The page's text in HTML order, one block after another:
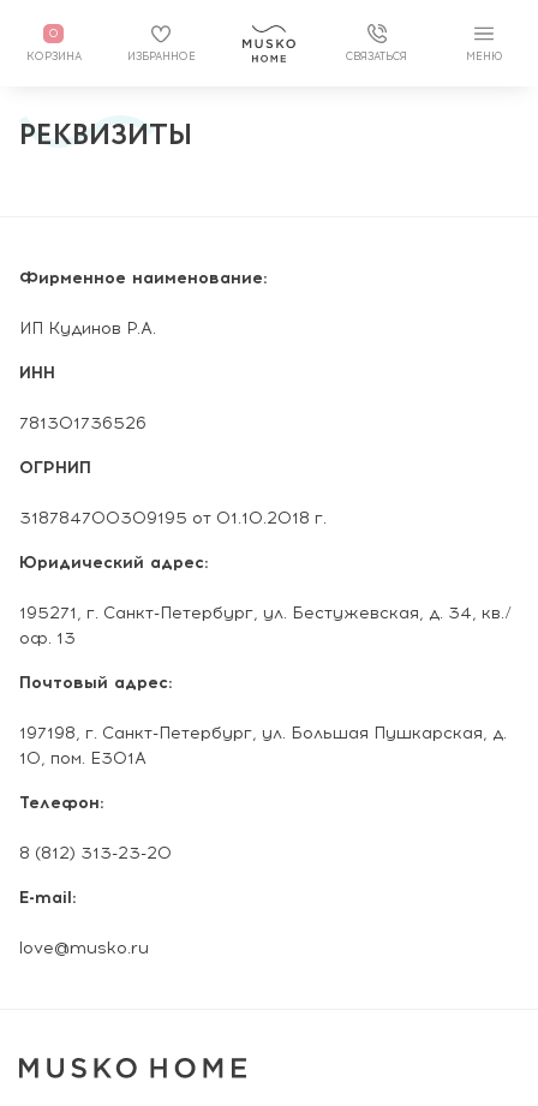
0
КОРЗИНА ИЗБРАННОЕ СВЯЗАТЬСЯ МЕНЮ
РЕКВИЗИТЫ
Фирменное наименование:
ИП Кудинов Р.А.
ИНН
781301736526
ОГРНИП
318784700309195 от 01.10.2018 г.
Юридический адрес:
195271, г. Санкт-Петербург, ул. Бестужевская, д. 34, кв./
оф. 13
Почтовый адрес:
197198, г. Санкт-Петербург, ул. Большая Пушкарская, д.
10, пом. Е301А
Телефон:
8 (812) 313-23-20
E-mail:
love@musko.ru